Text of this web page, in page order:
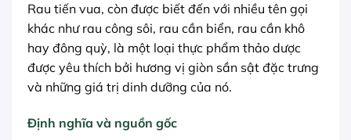
Rau tiến vua, còn được biết đến với nhiều tên gọi
khác như rau công sôi, rau cần biển, rau cần khô
hay đông quỳ, là một loại thực phẩm thảo dược
được yêu thích bởi hương vị giòn sần sật đặc trưng
và những giá trị dinh dưỡng của nó.
Định nghĩa và nguồn gốc